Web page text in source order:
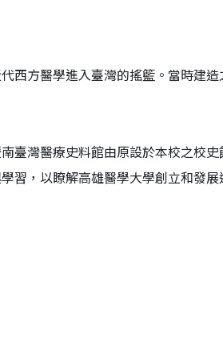
西方醫學進入臺灣的搖籃。當時建
臺灣醫療史料館由原設於本校之校
習，以瞭解高雄醫學大學創立和發